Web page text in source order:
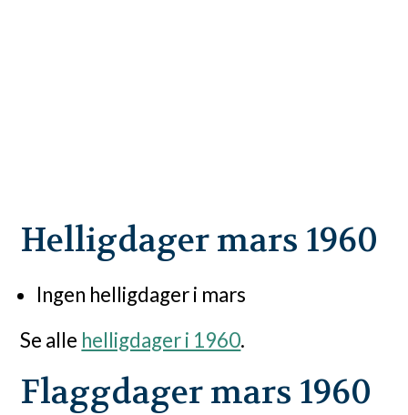
Helligdager mars 1960
Ingen helligdager i mars
Se alle helligdager i 1960.
Flaggdager mars 1960